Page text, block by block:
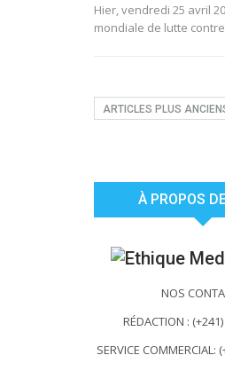
Hier, vendredi 25 avril
mondiale de lutte
ARTICLES PLUS
À PROPOS
NOS
RÉDACTION :
SERVICE COMMERCIAL: